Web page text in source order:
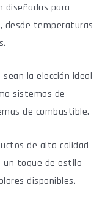
diseñadas para
desde temperaturas
la elección ideal
sistemas de
de combustible.
de alta calidad
un toque de estilo
disponibles.